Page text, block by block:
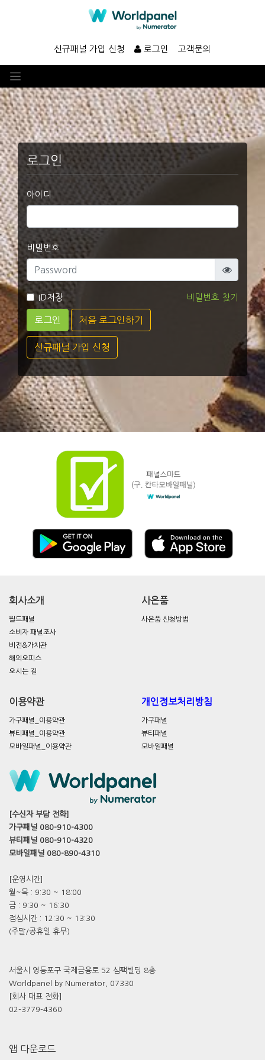
신규패널 가입 신청 로그인 고객문의
로그인
아이디
비밀번호
ID저장 비밀번호 찾기
로그인 처음 로그인하기
신규패널 가입 신청
회사소개
월드패널
소비자 패널조사
비전&가치관
해외오피스
오시는 길
사은품
사은품 신청방법
이용약관
가구패널_이용약관
뷰티패널_이용약관
모바일패널_이용약관
개인정보처리방침
가구패널
뷰티패널
모바일패널
[수신자 부담 전화]
가구패널 080-910-4300
뷰티패널 080-910-4320
모바일패널 080-890-4310
[운영시간]
월~목 : 9:30 ~ 18:00
금 : 9:30 ~ 16:30
점심시간 : 12:30 ~ 13:30
(주말/공휴일 휴무)
서울시 영등포구 국제금융로 52 심팩빌딩 8층
Worldpanel by Numerator, 07330
[회사 대표 전화]
02-3779-4360
앱 다운로드